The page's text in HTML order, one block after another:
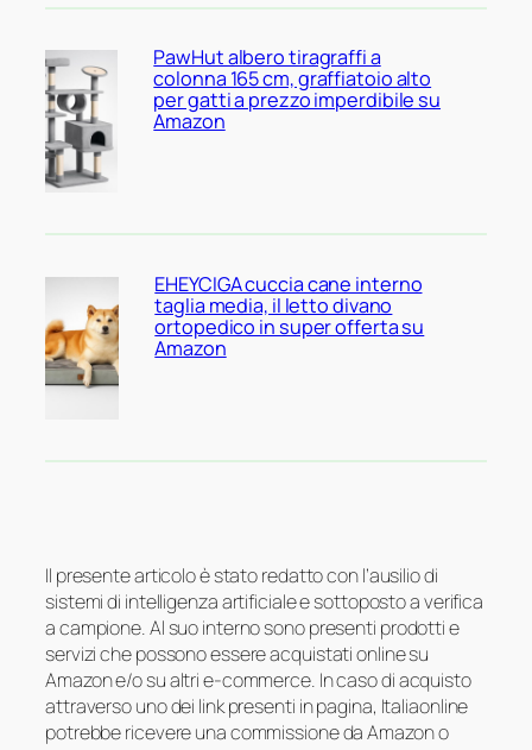
PawHut albero tiragraffi a
colonna 165 cm, graffiatoio alto
per gatti a prezzo imperdibile su
Amazon
EHEYCIGA cuccia cane interno
taglia media, il letto divano
ortopedico in super offerta su
Amazon
Il presente articolo è stato redatto con l’ausilio di
sistemi di intelligenza artificiale e sottoposto a verifica
a campione. Al suo interno sono presenti prodotti e
servizi che possono essere acquistati online su
Amazon e/o su altri e-commerce. In caso di acquisto
attraverso uno dei link presenti in pagina, Italiaonline
potrebbe ricevere una commissione da Amazon o